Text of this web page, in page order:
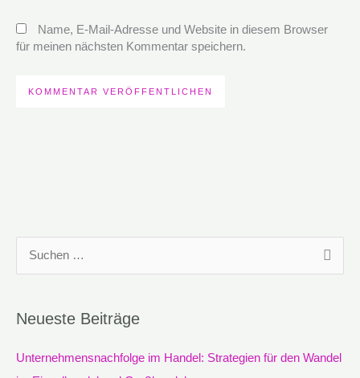
Name, E-Mail-Adresse und Website in diesem Browser
für meinen nächsten Kommentar speichern.
h
e
n
Neueste Beiträge
Unternehmensnachfolge im Handel: Strategien für den Wandel